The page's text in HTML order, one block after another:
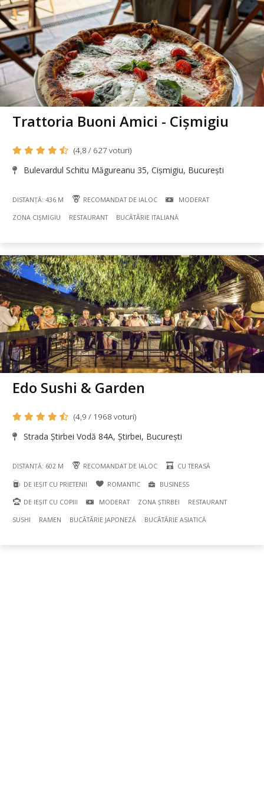
Trattoria Buoni Amici - Cișmigiu
(4,8 / 627 voturi)
Bulevardul Schitu Măgureanu 35, Cișmigiu, București
DISTANȚĂ: 436 M RECOMANDAT DE IALOC MODERAT
ZONA CIȘMIGIU RESTAURANT BUCÃTÃRIE ITALIANĂ
Edo Sushi & Garden
(4,9 / 1968 voturi)
Strada Știrbei Vodă 84A, Știrbei, București
DISTANȚĂ: 602 M RECOMANDAT DE IALOC CU TERASĂ
DE IEȘIT CU PRIETENII ROMANTIC BUSINESS
DE IEȘIT CU COPIII MODERAT ZONA ȘTIRBEI RESTAURANT
SUSHI RAMEN BUCÃTÃRIE JAPONEZĂ BUCÃTÃRIE ASIATICĂ